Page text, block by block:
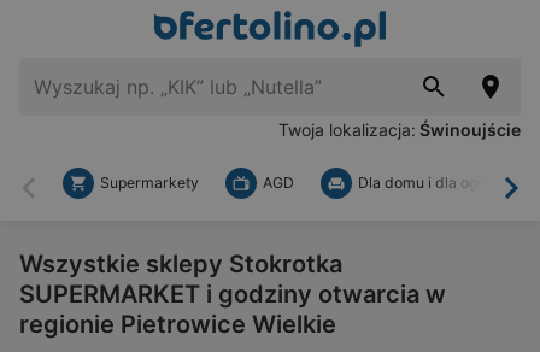
Twoja lokalizacja: Świnoujście
Wstecz
Supermarkety AGD Dla domu i dla ogrodu
Wszystkie sklepy Stokrotka
SUPERMARKET i godziny otwarcia w
regionie Pietrowice Wielkie